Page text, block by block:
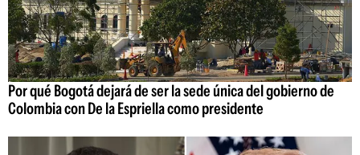
Por qué Bogotá dejará de ser la sede única del gobierno de
Colombia con De la Espriella como presidente